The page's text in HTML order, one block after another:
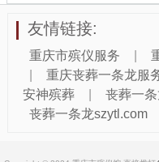
友情链接:
重庆市殡仪服务
重庆丧葬一条龙服
安神殡葬
丧葬一
丧葬一条龙szytl.com